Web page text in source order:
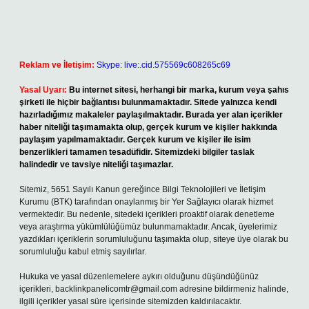
Reklam ve İletişim: Skype: live:.cid.575569c608265c69
Yasal Uyarı: Bu internet sitesi, herhangi bir marka, kurum veya şahıs
şirketi ile hiçbir bağlantısı bulunmamaktadır. Sitede yalnızca kendi
hazırladığımız makaleler paylaşılmaktadır. Burada yer alan içerikler
haber niteliği taşımamakta olup, gerçek kurum ve kişiler hakkında
paylaşım yapılmamaktadır. Gerçek kurum ve kişiler ile isim
benzerlikleri tamamen tesadüfidir. Sitemizdeki bilgiler taslak
halindedir ve tavsiye niteliği taşımazlar.
Sitemiz, 5651 Sayılı Kanun gereğince Bilgi Teknolojileri ve İletişim
Kurumu (BTK) tarafından onaylanmış bir Yer Sağlayıcı olarak hizmet
vermektedir. Bu nedenle, sitedeki içerikleri proaktif olarak denetleme
veya araştırma yükümlülüğümüz bulunmamaktadır. Ancak, üyelerimiz
yazdıkları içeriklerin sorumluluğunu taşımakta olup, siteye üye olarak bu
sorumluluğu kabul etmiş sayılırlar.
Hukuka ve yasal düzenlemelere aykırı olduğunu düşündüğünüz
içerikleri, backlinkpanelicomtr@gmail.com adresine bildirmeniz halinde,
ilgili içerikler yasal süre içerisinde sitemizden kaldırılacaktır.